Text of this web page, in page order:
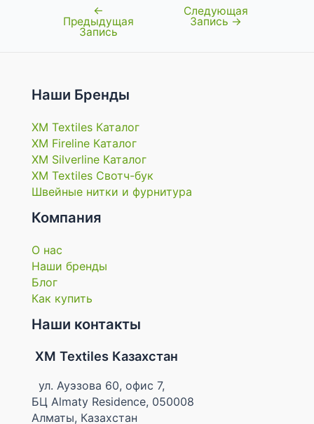
←
Предыдущая
Запись
Следующая
Запись →
Наши Бренды
XM Textiles Каталог
XM Fireline Каталог
XM Silverline Каталог
XM Textiles Свотч-бук
Швейные нитки и фурнитура
Компания
О нас
Наши бренды
Блог
Как купить
Наши контакты
XM Textiles Казахстан
ул. Ауэзова 60, офис 7,
БЦ Almaty Residence, 050008
Алматы, Казахстан